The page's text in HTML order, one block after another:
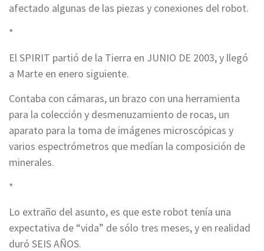
afectado algunas de las piezas y conexiones del robot.
*
El SPIRIT partió de la Tierra en JUNIO DE 2003, y llegó
a Marte en enero siguiente.
Contaba con cámaras, un brazo con una herramienta
para la colección y desmenuzamiento de rocas, un
aparato para la toma de imágenes microscópicas y
varios espectrómetros que medían la composición de
minerales.
*
Lo extraño del asunto, es que este robot tenía una
expectativa de “vida” de sólo tres meses, y en realidad
duró SEIS AÑOS.